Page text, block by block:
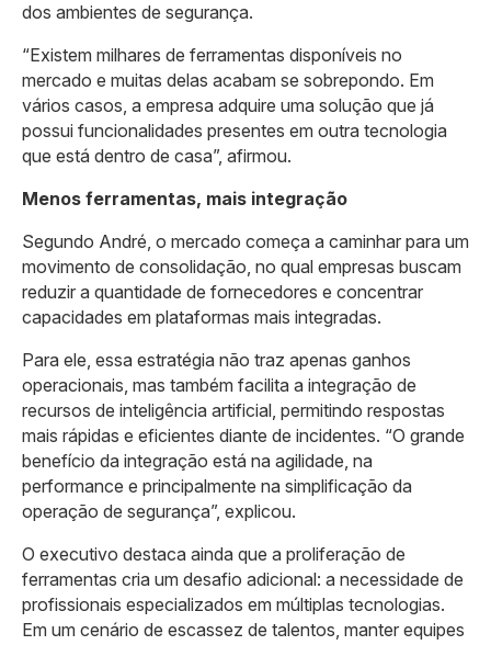
dos ambientes de segurança.
“Existem milhares de ferramentas disponíveis no
mercado e muitas delas acabam se sobrepondo. Em
vários casos, a empresa adquire uma solução que já
possui funcionalidades presentes em outra tecnologia
que está dentro de casa”, afirmou.
Menos ferramentas, mais integração
Segundo André, o mercado começa a caminhar para um
movimento de consolidação, no qual empresas buscam
reduzir a quantidade de fornecedores e concentrar
capacidades em plataformas mais integradas.
Para ele, essa estratégia não traz apenas ganhos
operacionais, mas também facilita a integração de
recursos de inteligência artificial, permitindo respostas
mais rápidas e eficientes diante de incidentes. “O grande
benefício da integração está na agilidade, na
performance e principalmente na simplificação da
operação de segurança”, explicou.
O executivo destaca ainda que a proliferação de
ferramentas cria um desafio adicional: a necessidade de
profissionais especializados em múltiplas tecnologias.
Em um cenário de escassez de talentos, manter equipes